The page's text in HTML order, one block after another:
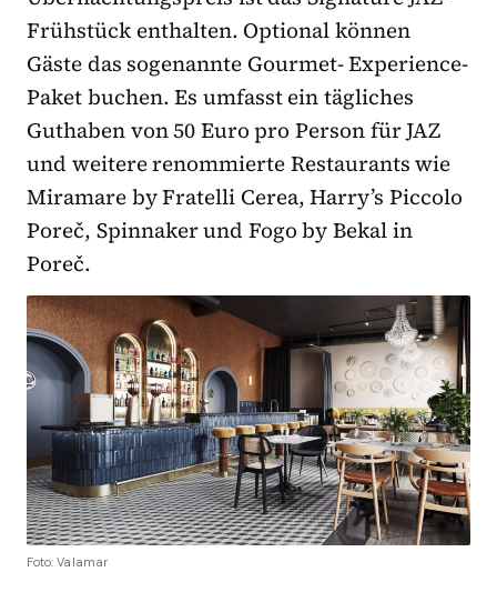
Frühstück enthalten. Optional können
Gäste das sogenannte Gourmet- Experience-
Paket buchen. Es umfasst ein tägliches
Guthaben von 50 Euro pro Person für JAZ
und weitere renommierte Restaurants wie
Miramare by Fratelli Cerea, Harry’s Piccolo
Poreč, Spinnaker und Fogo by Bekal in
Poreč.
Foto: Valamar